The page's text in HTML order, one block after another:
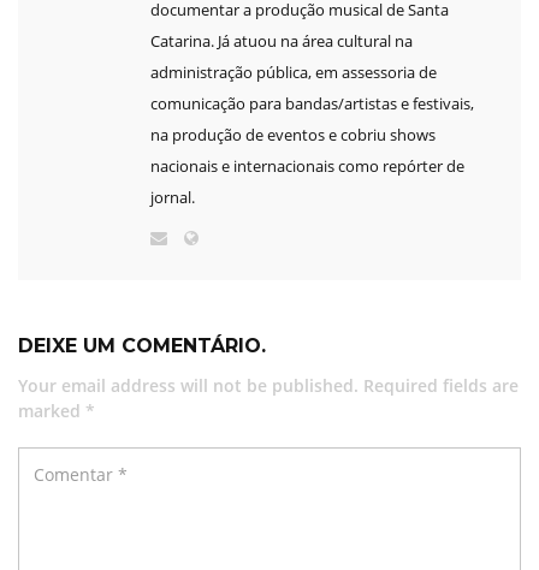
documentar a produção musical de Santa
Catarina. Já atuou na área cultural na
administração pública, em assessoria de
comunicação para bandas/artistas e festivais,
na produção de eventos e cobriu shows
nacionais e internacionais como repórter de
jornal.
DEIXE UM COMENTÁRIO.
Your email address will not be published. Required fields are
marked *